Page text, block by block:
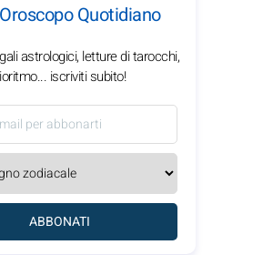
Quotidiano
astrologici, letture di tarocchi,
iscriviti subito!
ABBONATI